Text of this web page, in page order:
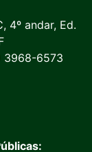
4º andar, Ed.
3968-6573